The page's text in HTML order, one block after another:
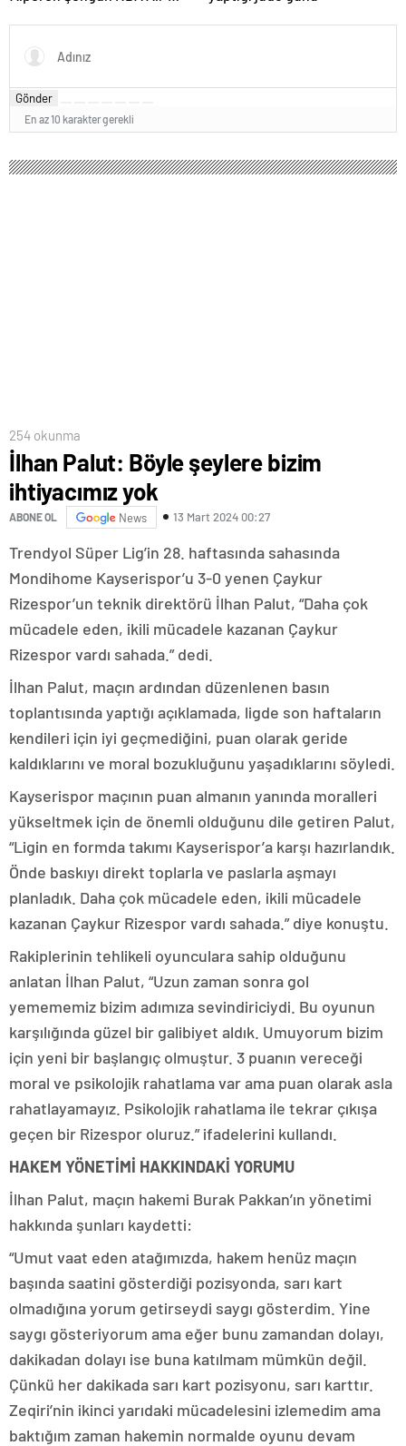
Gönder
En az 10 karakter gerekli
254 okunma
İlhan Palut: Böyle şeylere bizim
ihtiyacımız yok
ABONE OL News 13 Mart 2024 00:27
Trendyol Süper Lig’in 28. haftasında sahasında
Mondihome Kayserispor’u 3-0 yenen Çaykur
Rizespor’un teknik direktörü İlhan Palut, “Daha çok
mücadele eden, ikili mücadele kazanan Çaykur
Rizespor vardı sahada.” dedi.
İlhan Palut, maçın ardından düzenlenen basın
toplantısında yaptığı açıklamada, ligde son haftaların
kendileri için iyi geçmediğini, puan olarak geride
kaldıklarını ve moral bozukluğunu yaşadıklarını söyledi.
Kayserispor maçının puan almanın yanında moralleri
yükseltmek için de önemli olduğunu dile getiren Palut,
“Ligin en formda takımı Kayserispor’a karşı hazırlandık.
Önde baskıyı direkt toplarla ve paslarla aşmayı
planladık. Daha çok mücadele eden, ikili mücadele
kazanan Çaykur Rizespor vardı sahada.” diye konuştu.
Rakiplerinin tehlikeli oyunculara sahip olduğunu
anlatan İlhan Palut, “Uzun zaman sonra gol
yemememiz bizim adımıza sevindiriciydi. Bu oyunun
karşılığında güzel bir galibiyet aldık. Umuyorum bizim
için yeni bir başlangıç olmuştur. 3 puanın vereceği
moral ve psikolojik rahatlama var ama puan olarak asla
rahatlayamayız. Psikolojik rahatlama ile tekrar çıkışa
geçen bir Rizespor oluruz.” ifadelerini kullandı.
HAKEM YÖNETİMİ HAKKINDAKİ YORUMU
İlhan Palut, maçın hakemi Burak Pakkan’ın yönetimi
hakkında şunları kaydetti:
“Umut vaat eden atağımızda, hakem henüz maçın
başında saatini gösterdiği pozisyonda, sarı kart
olmadığına yorum getirseydi saygı gösterdim. Yine
saygı gösteriyorum ama eğer bunu zamandan dolayı,
dakikadan dolayı ise buna katılmam mümkün değil.
Çünkü her dakikada sarı kart pozisyonu, sarı karttır.
Zeqiri’nin ikinci yarıdaki mücadelesini izlemedim ama
baktığım zaman hakemin normalde oyunu devam